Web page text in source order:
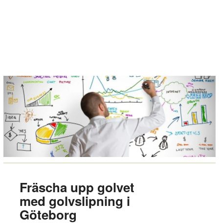
Fräscha upp golvet
med golvslipning i
Göteborg